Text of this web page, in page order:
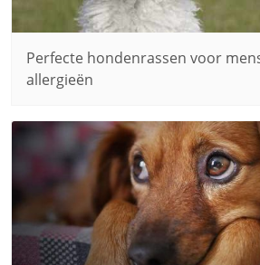
Perfecte hondenrassen voor
allergieën